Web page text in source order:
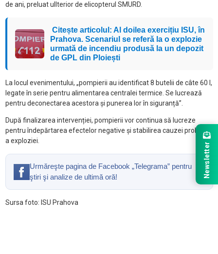
de ani, preluat ullterior de elicopterul SMURD.
Citește articolul: Al doilea exercițiu ISU, în
Prahova. Scenariul se referă la o explozie
urmată de incendiu produsă la un depozit
de GPL din Ploiești
La locul evenimentului, „pompierii au identificat 8 butelii de câte 60 l,
legate în serie pentru alimentarea centralei termice. Se lucrează
pentru deconectarea acestora și punerea lor în siguranță”.
După finalizarea intervenției, pompierii vor continua să lucreze
pentru îndepărtarea efectelor negative și stabilirea cauzei probabile
a exploziei.
Urmăreşte pagina de Facebook „Telegrama” pentru
ştiri şi analize de ultimă oră!
Sursa foto: ISU Prahova
Newsletter